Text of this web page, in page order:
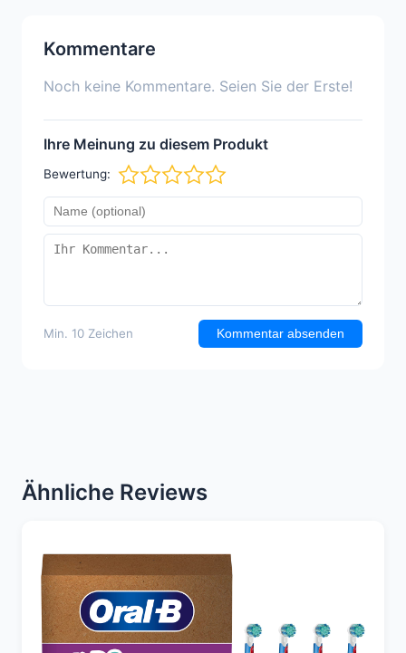
Kommentare
Noch keine Kommentare. Seien Sie der Erste!
Ihre Meinung zu diesem Produkt
Bewertung:
Min. 10 Zeichen Kommentar absenden
Ähnliche Reviews